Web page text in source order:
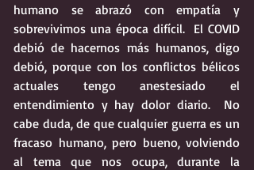
humano se abrazó con empatía y
sobrevivimos una época difícil.  El COVID
debió de hacernos más humanos, digo
debió, porque con los conflictos bélicos
actuales tengo anestesiado el
entendimiento y hay dolor diario.  No
cabe duda, de que cualquier guerra es un
fracaso humano, pero bueno, volviendo
al tema que nos ocupa, durante la